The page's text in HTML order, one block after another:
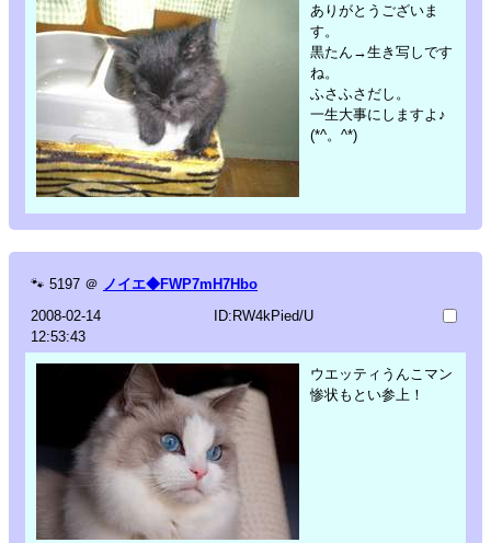
ありがとうございま
す。
黒たん→生き写しです
ね。
ふさふさだし。
一生大事にしますよ♪
(*^。^*)
🐾 5197 ＠ ノイエ◆FWP7mH7Hbo
2008-02-14
12:53:43
ID:RW4kPied/U
ウエッティうんこマン
惨状もとい参上！